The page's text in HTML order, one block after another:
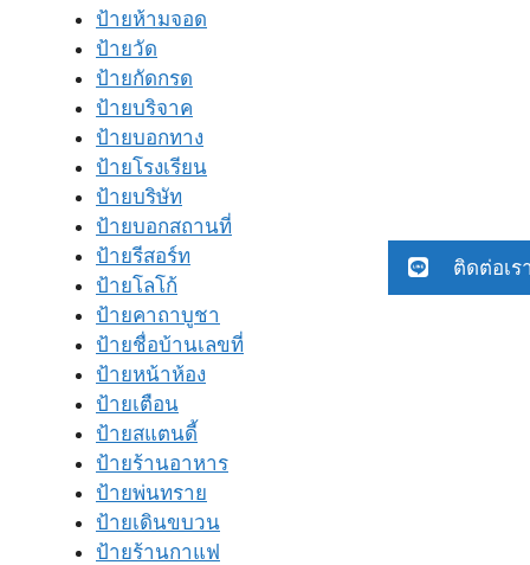
ป้ายห้ามจอด
ป้ายวัด
ป้ายกัดกรด
ป้ายบริจาค
ป้ายบอกทาง
ป้ายโรงเรียน
ป้ายบริษัท
ป้ายบอกสถานที่
ป้ายรีสอร์ท
ป้ายโลโก้
ป้ายคาถาบูชา
ป้ายชื่อบ้านเลขที่
ป้ายหน้าห้อง
ป้ายเตือน
ป้ายสแตนดี้
ป้ายร้านอาหาร
ป้ายพ่นทราย
ป้ายเดินขบวน
ป้ายร้านกาแฟ
ติดต่อเร